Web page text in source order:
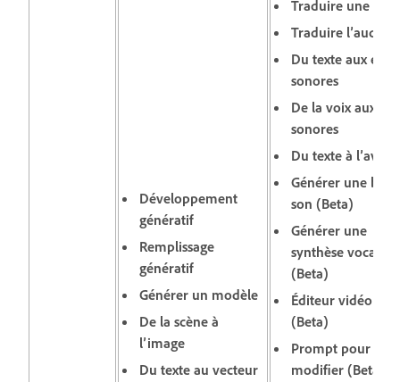
Développement
génératif
Remplissage
génératif
Générer un modèle
De la scène à
l’image
Du texte au vecteur
Traduire une
Traduire l’audio
Du texte aux
sonores
De la voix aux
sonores
Du texte à
Générer une
son (Beta)
Générer une
synthèse vocale
(Beta)
Éditeur vidéo
(Beta)
Prompt pour
modifier (Beta)